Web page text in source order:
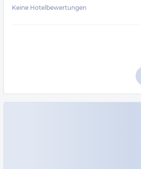
Keine Hotelbewertungen